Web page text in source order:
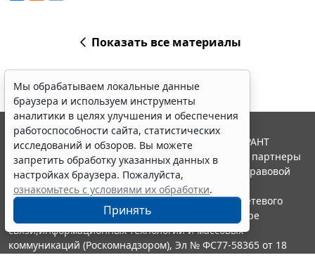
Показать все материалы
Мы обрабатываем локальные данные
браузера и используем инструменты
аналитики в целях улучшения и обеспечения
работоспособности сайта, статистических
исследований и обзоров. Вы можете
запретить обработку указанных данных в
настройках браузера. Пожалуйста,
ознакомьтесь с условиями их обработки.
Принять
© ООО "НПП "ГАРАНТ-СЕРВИС", 2026. Система ГАРАНТ
выпускается с 1990 года. Компания "Гарант" и ее партнеры
являются участниками Российской ассоциации правовой
информации ГАРАНТ.
Портал ГАРАНТ.РУ зарегистрирован в качестве сетевого
издания Федеральной службой по надзору в сфере
связи,информационных технологий и массовых
коммуникаций (Роскомнадзором), Эл № ФС77-58365 от 18